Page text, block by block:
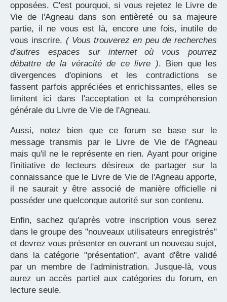
opposées. C'est pourquoi, si vous rejetez le Livre de
Vie de l'Agneau dans son entièreté ou sa majeure
partie, il ne vous est là, encore une fois, inutile de
vous inscrire. ( Vous trouverez en peu de recherches
d'autres espaces sur internet où vous pourrez
débattre de la véracité de ce livre ). Bien que les
divergences d'opinions et les contradictions se
fassent parfois appréciées et enrichissantes, elles se
limitent ici dans l'acceptation et la compréhension
générale du Livre de Vie de l'Agneau.
Aussi, notez bien que ce forum se base sur le
message transmis par le Livre de Vie de l'Agneau
mais qu'il ne le représente en rien. Ayant pour origine
l'initiative de lecteurs désireux de partager sur la
connaissance que le Livre de Vie de l'Agneau apporte,
il ne saurait y être associé de manière officielle ni
posséder une quelconque autorité sur son contenu.
Enfin, sachez qu'après votre inscription vous serez
dans le groupe des "nouveaux utilisateurs enregistrés"
et devrez vous présenter en ouvrant un nouveau sujet,
dans la catégorie "présentation", avant d'être validé
par un membre de l'administration. Jusque-là, vous
aurez un accès partiel aux catégories du forum, en
lecture seule.